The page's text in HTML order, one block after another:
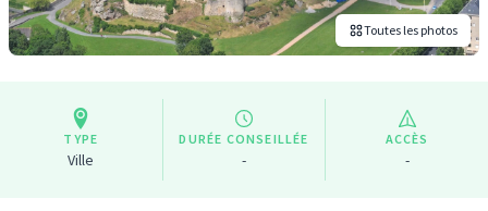
Toutes les photos
TYPE
Ville
DURÉE CONSEILLÉE
-
ACCÈS
-